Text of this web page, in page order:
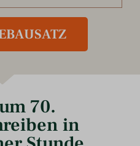
70.
in